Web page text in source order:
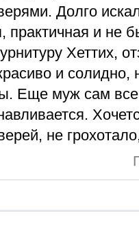
Долго
практичная и не
Хеттих,
и солидно,
Еще муж сам все
не